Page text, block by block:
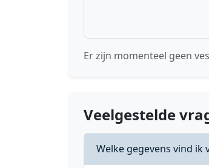
Er zijn momenteel geen
Veelgestelde
Welke gegevens vind ik